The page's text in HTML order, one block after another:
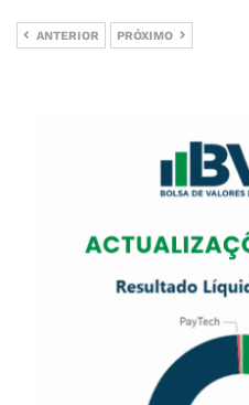
ANTERIOR PRÓXIMO